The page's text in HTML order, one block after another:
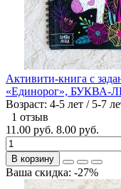
Активити-книга с
«Единорог», БУКВА-
Возраст: 4-5 лет / 5-7
1 отзыв
11.00 руб. 8.00 руб.
В корзину
Ваша скидка: -27%